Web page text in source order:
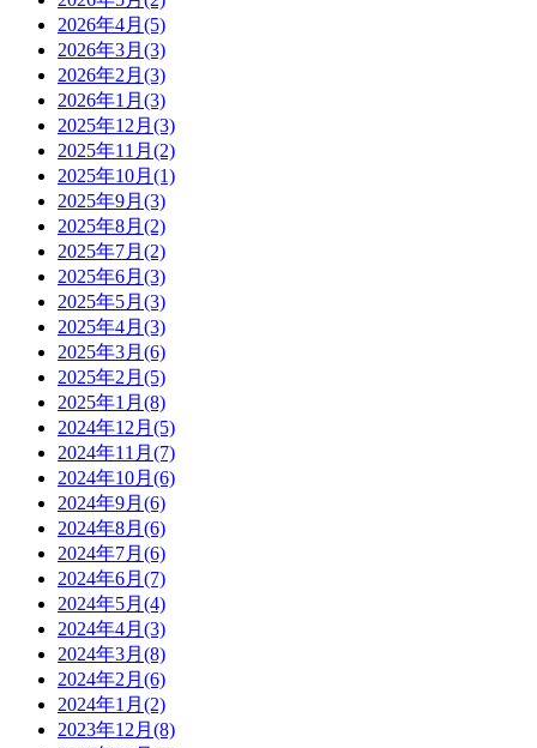
2026年4月(5)
2026年3月(3)
2026年2月(3)
2026年1月(3)
2025年12月(3)
2025年11月(2)
2025年10月(1)
2025年9月(3)
2025年8月(2)
2025年7月(2)
2025年6月(3)
2025年5月(3)
2025年4月(3)
2025年3月(6)
2025年2月(5)
2025年1月(8)
2024年12月(5)
2024年11月(7)
2024年10月(6)
2024年9月(6)
2024年8月(6)
2024年7月(6)
2024年6月(7)
2024年5月(4)
2024年4月(3)
2024年3月(8)
2024年2月(6)
2024年1月(2)
2023年12月(8)